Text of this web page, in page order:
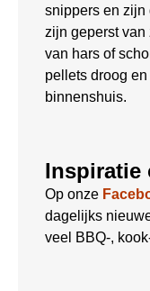
snippers en zijn
zijn geperst van
van hars of
pellets droog
binnenshuis.
Inspiratie
Op onze
dagelijks
veel BBQ-,